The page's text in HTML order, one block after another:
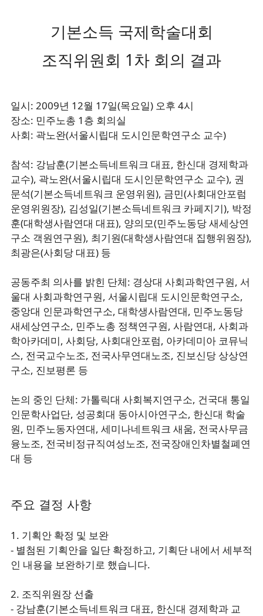
기본소득 국제학술대회
조직위원회 1차 회의 결과
일시: 2009년 12월 17일(목요일) 오후 4시
장소: 민주노총 1층 회의실
사회: 곽노완(서울시립대 도시인문학연구소 교수)
참석: 강남훈(기본소득네트워크 대표, 한신대 경제학과
교수), 곽노완(서울시립대 도시인문학연구소 교수), 권
문석(기본소득네트워크 운영위원), 금민(사회대안포럼
운영위원장), 김성일(기본소득네트워크 카페지기), 박정
훈(대학생사람연대 대표), 양의모(민주노동당 새세상연
구소 객원연구원), 최기원(대학생사람연대 집행위원장),
최광은(사회당 대표) 등
공동주최 의사를 밝힌 단체: 경상대 사회과학연구원, 서
울대 사회과학연구원, 서울시립대 도시인문학연구소,
중앙대 인문과학연구소, 대학생사람연대, 민주노동당
새세상연구소, 민주노총 정책연구원, 사람연대, 사회과
학아카데미, 사회당, 사회대안포럼, 아카데미아 코뮤닉
스, 전국교수노조, 전국사무연대노조, 진보신당 상상연
구소, 진보평론 등
논의 중인 단체: 가톨릭대 사회복지연구소, 건국대 통일
인문학사업단, 성공회대 동아시아연구소, 한신대 학술
원, 민주노동자연대, 세미나네트워크 새움, 전국사무금
융노조, 전국비정규직여성노조, 전국장애인차별철폐연
대 등
주요 결정 사항
1. 기획안 확정 및 보완
- 별첨된 기획안을 일단 확정하고, 기획단 내에서 세부적
인 내용을 보완하기로 했습니다.
2. 조직위원장 선출
- 강남훈(기본소득네트워크 대표, 한신대 경제학과 교